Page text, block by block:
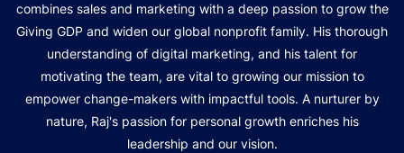
combines sales and marketing with a deep passion to grow the
Giving GDP and widen our global nonprofit family. His thorough
understanding of digital marketing, and his talent for
motivating the team, are vital to growing our mission to
empower change-makers with impactful tools. A nurturer by
nature, Raj's passion for personal growth enriches his
leadership and our vision.